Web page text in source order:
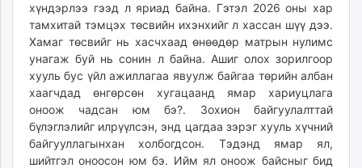
isee.mn
mglradio.com
fact.mn
itoim.mn
tumen.mn
shuum.mn
times.mn
tvmongolia.mn
хүндэрлээ гээд л яриад байна. Гэтэл 2026 оны хар
тамхитай тэмцэх төсвийн ихэнхийг л хассан шүү дээ.
Хамаг төсвийг нь хасчхаад өнөөдөр матрын нулимс
унагаж буй нь сонин л байна. Ашиг олох зорилгоор
хууль бус үйл ажиллагаа явуулж байгаа төрийн албан
хаагчдад өнгөрсөн хугацаанд ямар хариуцлага
оноож чадсан юм бэ?. Зохион байгуулалттай
бүлэглэлийг илрүүлсэн, энд цагдаа зэрэг хууль хүчний
байгууллагынхан холбогдсон. Тэдэнд ямар ял,
шийтгэл оноосон юм бэ. Ийм ял оноож байсныг бид